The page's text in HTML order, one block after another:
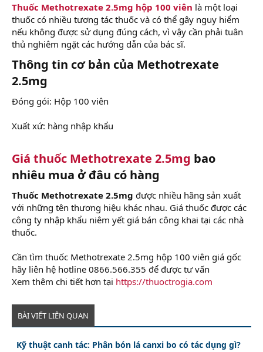
Thuốc Methotrexate 2.5mg hộp 100 viên là một loại
thuốc có nhiều tương tác thuốc và có thể gây nguy hiểm
nếu không được sử dụng đúng cách, vì vậy cần phải tuân
thủ nghiêm ngặt các hướng dẫn của bác sĩ.
Thông tin cơ bản của Methotrexate
2.5mg
Đóng gói: Hộp 100 viên
Xuất xứ: hàng nhập khẩu
Giá thuốc Methotrexate 2.5mg bao
nhiêu mua ở đâu có hàng
Thuốc Methotrexate 2.5mg được nhiều hãng sản xuất
với những tên thương hiệu khác nhau. Giá thuốc được các
công ty nhập khẩu niêm yết giá bán công khai tại các nhà
thuốc.
Cần tìm thuốc Methotrexate 2.5mg hộp 100 viên giá gốc
hãy liên hệ hotline 0866.566.355 để được tư vấn
Xem thêm chi tiết hơn tại https://thuoctrogia.com
BÀI VIẾT LIÊN QUAN
Kỹ thuật canh tác: Phân bón lá canxi bo có tác dụng gì?